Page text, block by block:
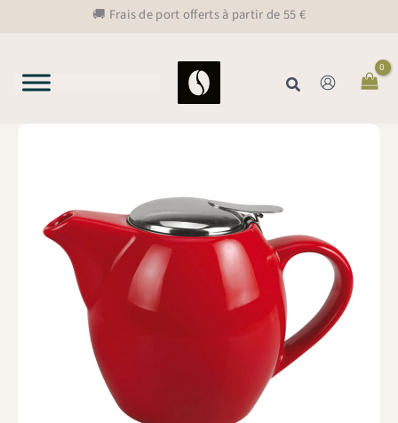
🚚 Frais de port offerts à partir de 55 €
Rechercher